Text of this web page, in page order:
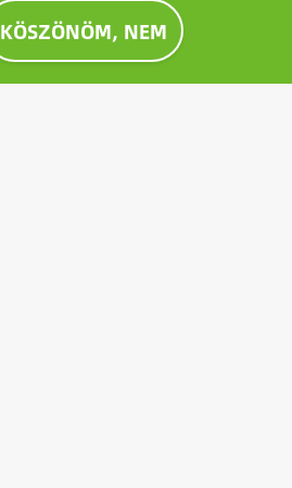
KÖSZÖNÖM, NEM